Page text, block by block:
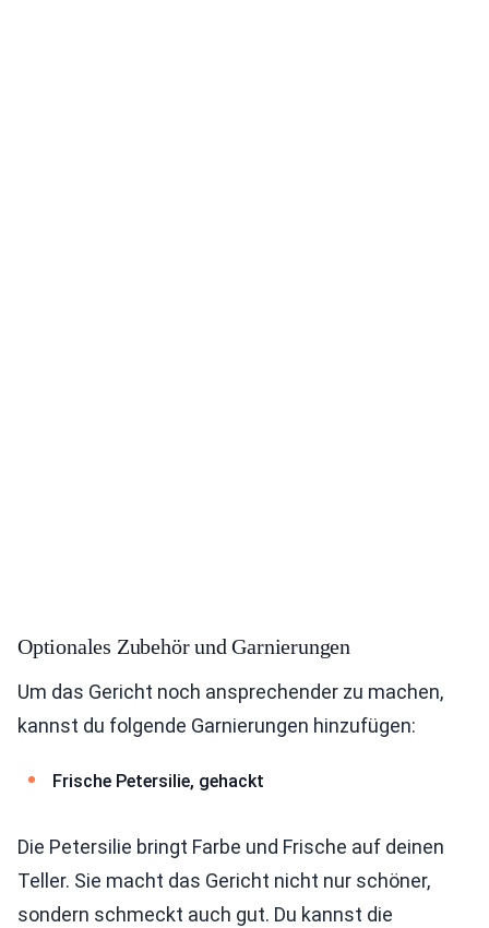
Optionales Zubehör und Garnierungen
Um das Gericht noch ansprechender zu machen,
kannst du folgende Garnierungen hinzufügen:
Frische Petersilie, gehackt
Die Petersilie bringt Farbe und Frische auf deinen
Teller. Sie macht das Gericht nicht nur schöner,
sondern schmeckt auch gut. Du kannst die